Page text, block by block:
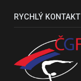
RYCHLÝ KONTAKT